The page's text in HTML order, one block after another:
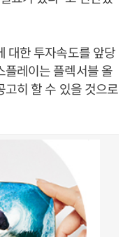
대한 투자속도를 앞당
플레이는 플렉서블 올
히 할 수 있을 것으로